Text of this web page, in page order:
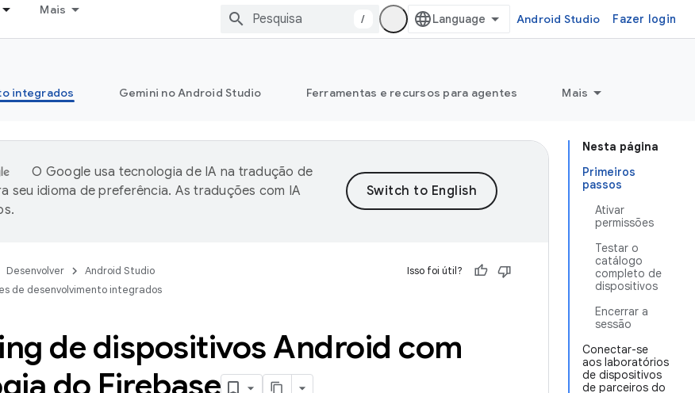
Mais
/ Android Studio Fazer login
integrados Gemini no Android Studio Ferramentas e recursos para agentes Mais
Nesta página
Primeiros
passos
Ativar
permissões
Testar o
catálogo
completo de
dispositivos
Encerrar a
sessão
Conectar-se
aos laboratórios
de dispositivos
de parceiros do
O Google usa tecnologia de IA na tradução de
seu idioma de preferência. As traduções com IA
Desenvolver
Android Studio
de desenvolvimento integrados
Isso foi útil?
de dispositivos Android com
do Firebase